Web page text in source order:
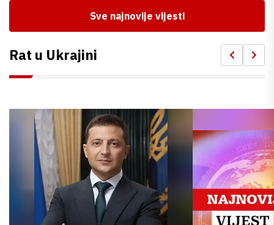
Sve najnovije vijesti
Rat u Ukrajini